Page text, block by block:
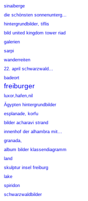
sinaiberge
die schönsten sonnenunterg...
hintergrundbilder, tiflis
bild united kingdom tower riad
galerien
sarpi
wanderreiten
22. april schwarzwald...
badeort
freiburger
luxor,hafen,nil
Ägypten hintergrundbilder
esplanade, korfu
bilder acharavi strand
innenhof der alhambra mit...
granada,
album bilder klassendiagramm
land
skulptur insel freiburg
lake
spiridon
schwarzwaldbilder